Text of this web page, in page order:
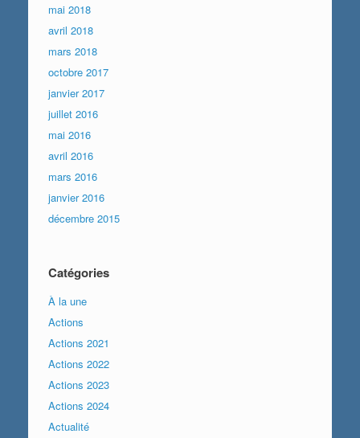
mai 2018
avril 2018
mars 2018
octobre 2017
janvier 2017
juillet 2016
mai 2016
avril 2016
mars 2016
janvier 2016
décembre 2015
Catégories
À la une
Actions
Actions 2021
Actions 2022
Actions 2023
Actions 2024
Actualité